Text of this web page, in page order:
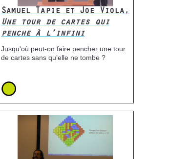
Samuel Tapie et Joe Viola,
Une tour de cartes qui
penche à l’infini
Jusqu'où peut-on faire pencher une tour
de cartes sans qu’elle ne tombe ?
Icone
Image